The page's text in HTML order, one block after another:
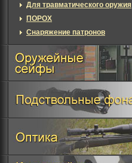
Для травматического оружия
ПОРОХ
Снаряжение патронов